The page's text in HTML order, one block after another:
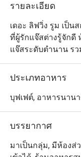
รายละเอียด
เดอะ ลิฟวิ่ง รูม เป็น
ที่ผู้รักแจ๊สต่างรู้จักดี
แจ๊สระดับตำนาน ร
เปลี่ยนหมุนเวียนกัน
ตลอดเวลา คุณจะรู้
นั่งสบาย ระบบแสงไ
เลิศจากพนักงานขอ
ประเภทอาหาร
บุฟเฟต์, อาหารนาน
บรรยากาศ
มาเป็นกลุ่ม, มีห้องส่